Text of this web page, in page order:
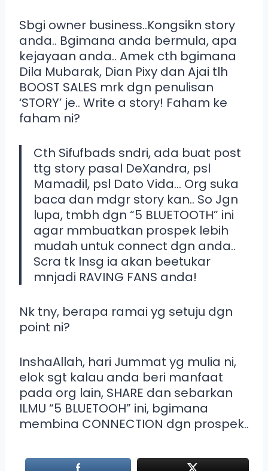
Sbgi owner business..Kongsikn story
anda.. Bgimana anda bermula, apa
kejayaan anda.. Amek cth bgimana
Dila Mubarak, Dian Pixy dan Ajai tlh
BOOST SALES mrk dgn penulisan
‘STORY’ je.. Write a story! Faham ke
faham ni?
Cth Sifufbads sndri, ada buat post
ttg story pasal DeXandra, psl
Mamadil, psl Dato Vida… Org suka
baca dan mdgr story kan.. So Jgn
lupa, tmbh dgn “5 BLUETOOTH” ini
agar mmbuatkan prospek lebih
mudah untuk connect dgn anda..
Scra tk lnsg ia akan beetukar
mnjadi RAVING FANS anda!
Nk tny, berapa ramai yg setuju dgn
point ni?
InshaAllah, hari Jummat yg mulia ni,
elok sgt kalau anda beri manfaat
pada org lain, SHARE dan sebarkan
ILMU “5 BLUETOOH” ini, bgimana
membina CONNECTION dgn prospek..